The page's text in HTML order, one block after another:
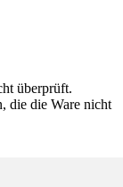
überprüft.
die die Ware nicht